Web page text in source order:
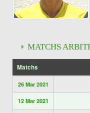
MATCHS
Matchs
26 Mar 2021
12 Mar 2021